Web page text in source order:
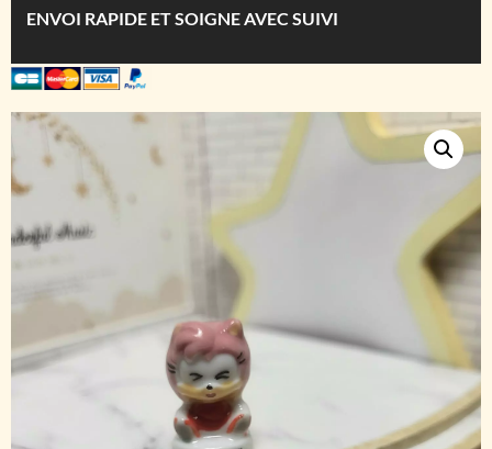
ENVOI RAPIDE ET SOIGNE AVEC SUIVI